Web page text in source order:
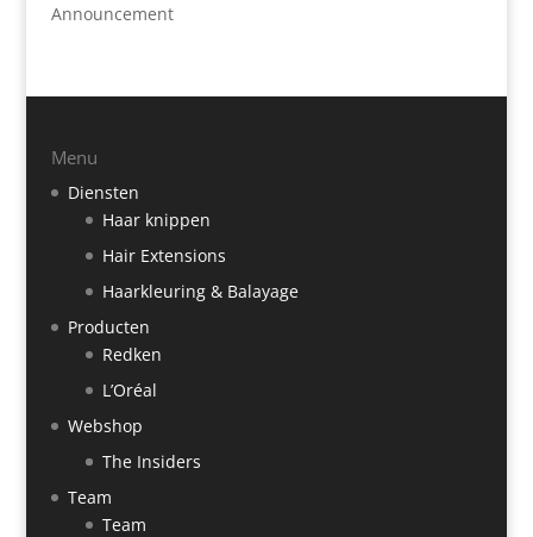
Announcement
Menu
Diensten
Haar knippen
Hair Extensions
Haarkleuring & Balayage
Producten
Redken
L’Oréal
Webshop
The Insiders
Team
Team